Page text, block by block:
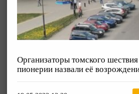
Организаторы томского
пионерии назвали её